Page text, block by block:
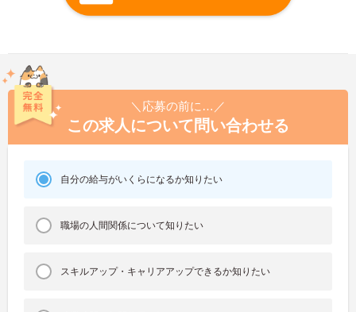
＼応募の前に…／
この求人について問い合わせる
自分の給与がいくらになるか知りたい
職場の人間関係について知りたい
スキルアップ・キャリアアップできるか知りたい